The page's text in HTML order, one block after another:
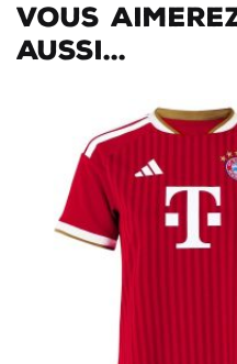
Vous
aussi...